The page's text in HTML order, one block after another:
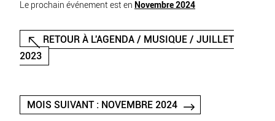
Le prochain événement est en Novembre 2024
RETOUR À L'AGENDA / MUSIQUE / JUILLET
2023
MOIS SUIVANT : NOVEMBRE 2024